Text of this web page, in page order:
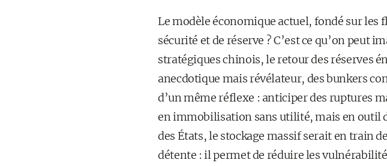
Le modèle économique actuel, fondé sur
sécurité et de réserve ? C’est ce qu’on peut
stratégiques chinois, le retour des réserves
anecdotique mais révélateur, des bunkers
d’un même réflexe : anticiper des ruptures
en immobilisation sans utilité, mais en outil
des États, le stockage massif serait en train
détente : il permet de réduire les